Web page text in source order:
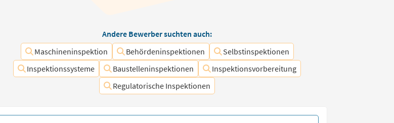
Andere Bewerber suchten auch:
Maschineninspektion
Behördeninspektionen
Selbstinspektionen
Inspektionssysteme
Baustelleninspektionen
Inspektionsvorbereitung
Regulatorische Inspektionen